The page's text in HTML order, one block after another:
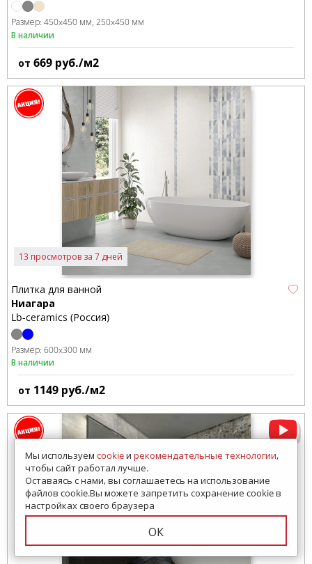
Размер: 450x450 мм 250x450 мм
В наличии
от 669 руб./м2
13 просмотров за 7 дней
Плитка для ванной
Ниагара
Lb-ceramics (Россия)
Размер: 600x300 мм
В наличии
от 1149 руб./м2
Мы используем cookieи рекомендательные технологии,
чтобы сайт работал лучше.
Оставаясь с нами, вы соглашаетесь на использование
файлов cookie.Вы можете запретить сохранение cookie в
настройках своего браузера
ОК